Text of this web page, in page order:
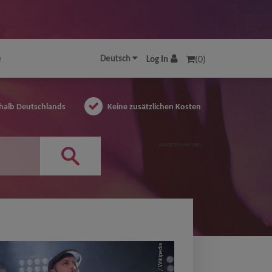
Deutsch Log In (0)
Deutschlands Keine zusätzlichen Kosten